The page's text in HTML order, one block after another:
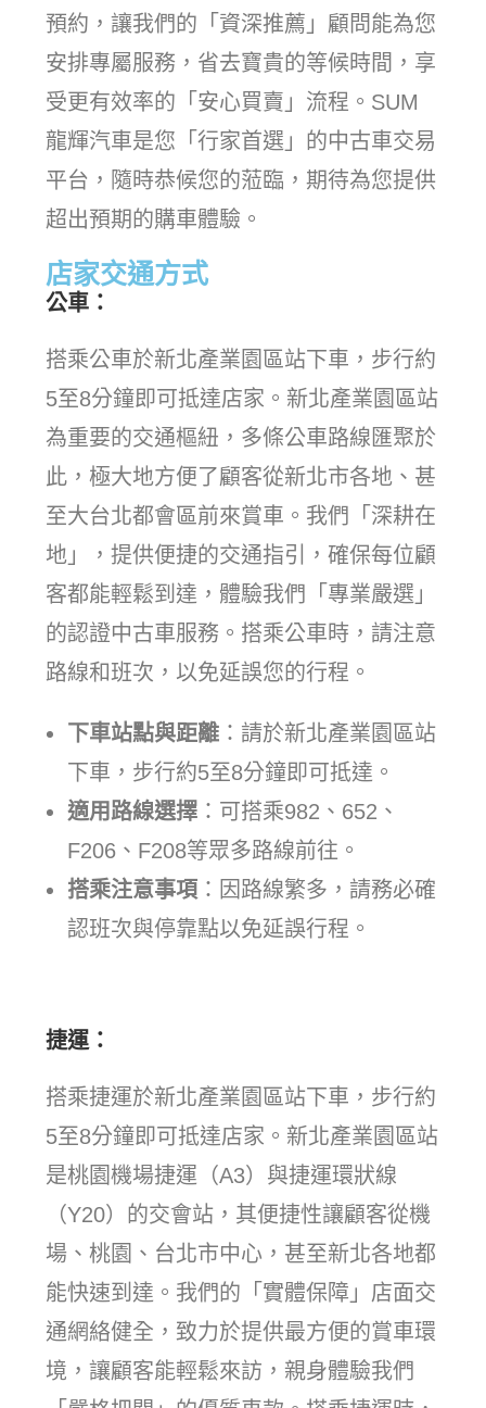
預約，讓我們的「資深推薦」顧問能為您
安排專屬服務，省去寶貴的等候時間，享
受更有效率的「安心買賣」流程。SUM
龍輝汽車是您「行家首選」的中古車交易
平台，隨時恭候您的蒞臨，期待為您提供
超出預期的購車體驗。
店家交通方式
公車：
搭乘公車於新北產業園區站下車，步行約
5至8分鐘即可抵達店家。新北產業園區站
為重要的交通樞紐，多條公車路線匯聚於
此，極大地方便了顧客從新北市各地、甚
至大台北都會區前來賞車。我們「深耕在
地」，提供便捷的交通指引，確保每位顧
客都能輕鬆到達，體驗我們「專業嚴選」
的認證中古車服務。搭乘公車時，請注意
路線和班次，以免延誤您的行程。
下車站點與距離 ：請於新北產業園區站
下車，步行約5至8分鐘即可抵達。
適用路線選擇 ：可搭乘982、652、
F206、F208等眾多路線前往。
搭乘注意事項 ：因路線繁多，請務必確
認班次與停靠點以免延誤行程。
捷運：
搭乘捷運於新北產業園區站下車，步行約
5至8分鐘即可抵達店家。新北產業園區站
是桃園機場捷運（A3）與捷運環狀線
（Y20）的交會站，其便捷性讓顧客從機
場、桃園、台北市中心，甚至新北各地都
能快速到達。我們的「實體保障」店面交
通網絡健全，致力於提供最方便的賞車環
境，讓顧客能輕鬆來訪，親身體驗我們